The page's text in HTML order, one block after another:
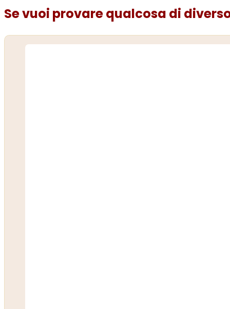
Se vuoi provare qualcosa di